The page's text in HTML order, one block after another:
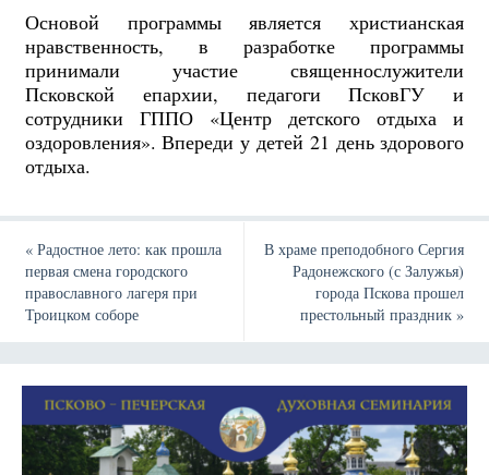
Основой программы является христианская
нравственность, в разработке программы
принимали участие священнослужители
Псковской епархии, педагоги ПсковГУ и
сотрудники ГППО «Центр детского отдыха и
оздоровления». Впереди у детей 21 день здорового
отдыха.
«Радостное лето: как прошла
первая смена городского
православного лагеря при
Троицком соборе
В храме преподобного Сергия
Радонежского (с Залужья)
города Пскова прошел
престольный праздник»